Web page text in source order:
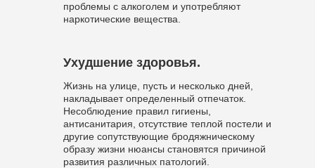
проблемы с алкоголем и употребляют
наркотические вещества.
Ухудшение здоровья.
Жизнь на улице, пусть и несколько дней,
накладывает определенный отпечаток.
Несоблюдение правил гигиены,
антисанитария, отсутствие теплой постели и
другие сопутствующие бродяжническому
образу жизни нюансы становятся причиной
развития различных патологий.